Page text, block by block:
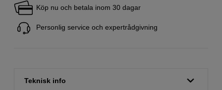
Köp nu och betala inom 30 dagar
Personlig service och expertrådgivning
Teknisk info